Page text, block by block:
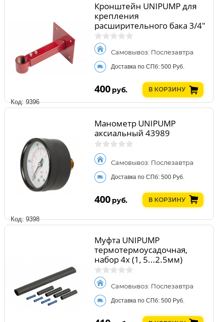
Код: 9396
Кронштейн UNIPUMP для
крепления
расширительного бака 3/4"
65335
Самовывоз: Послезавтра
Доставка по СПб: 500 Руб.
400 руб. В КОРЗИНУ
Код: 9398
Манометр UNIPUMP
аксиальный 43989
Самовывоз: Послезавтра
Доставка по СПб: 500 Руб.
400 руб. В КОРЗИНУ
Муфта UNIPUMP
термотермоусадочная,
набор 4х (1, 5...2.5мм)
84564
Самовывоз: Послезавтра
Доставка по СПб: 500 Руб.